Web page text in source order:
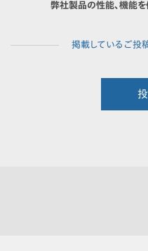
弊社製品の性能、機能を